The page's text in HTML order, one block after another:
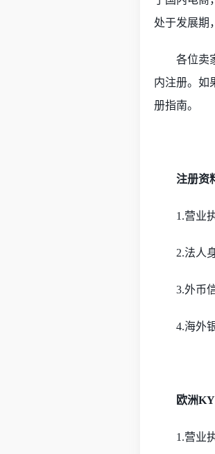
处于发展期
各位卖
内注册。 如
册指南。
注册资
1.营业
2.法人
3.外币
4.海外
欧洲
1.营业